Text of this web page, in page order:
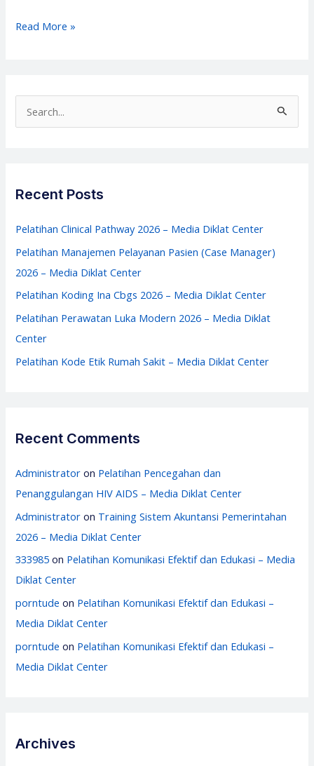
Pelatihan
Read More »
e
f
o
r
Recent Posts
Pelatihan Clinical Pathway 2026 – Media Diklat Center
Pelatihan Manajemen Pelayanan Pasien (Case Manager)
2026 – Media Diklat Center
Pelatihan Koding Ina Cbgs 2026 – Media Diklat Center
Pelatihan Perawatan Luka Modern 2026 – Media Diklat
Center
Pelatihan Kode Etik Rumah Sakit – Media Diklat Center
Recent Comments
Administrator on Pelatihan Pencegahan dan
Penanggulangan HIV AIDS – Media Diklat Center
Administrator on Training Sistem Akuntansi Pemerintahan
2026 – Media Diklat Center
333985 on Pelatihan Komunikasi Efektif dan Edukasi – Media
Diklat Center
porntude on Pelatihan Komunikasi Efektif dan Edukasi –
Media Diklat Center
porntude on Pelatihan Komunikasi Efektif dan Edukasi –
Media Diklat Center
Archives